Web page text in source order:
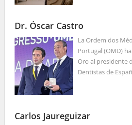
Dr. Óscar Castro
La Ordem dos
Portugal (OMD)
Oro al presidente
Dentistas de
Carlos Jaureguizar